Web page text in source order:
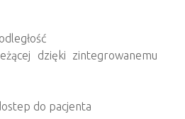
dzięki zintegrowanemu
do pacjenta